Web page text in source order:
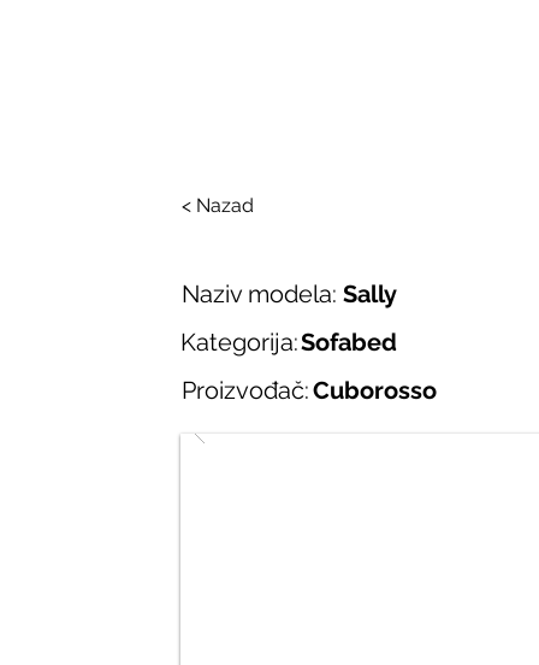
< Nazad
Naziv modela: Sally
Kategorija:Sofabed
Proizvođač:Cuborosso